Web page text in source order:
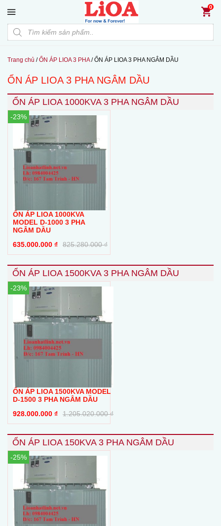
0
Products search
Trang chủ /ỔN ÁP LIOA 3 PHA/ỔN ÁP LIOA 3 PHA NGÂM DẦU
ỔN ÁP LIOA 3 PHA NGÂM DẦU
ỔN ÁP LIOA 1000KVA 3 PHA NGÂM DẦU
-23%
ỔN ÁP LIOA 1000KVA
MODEL D-1000 3 PHA
NGÂM DẦU
825.280.000₫
635.000.000 ₫
ỔN ÁP LIOA 1500KVA 3 PHA NGÂM DẦU
-23%
ỔN ÁP LIOA 1500KVA MODEL
D-1500 3 PHA NGÂM DẦU
1.205.020.000₫
928.000.000 ₫
ỔN ÁP LIOA 150KVA 3 PHA NGÂM DẦU
-25%